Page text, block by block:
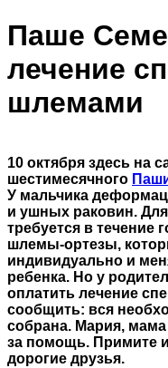
Паше
лечение
шлемами
10 октября здесь на
шестимесячного
У мальчика
и ушных раковин.
требуется в течение
шлемы-ортезы,
индивидуально и
ребенка. Но у
оплатить лечение
сообщить: вся
собрана. Мария,
за помощь. Примите
дорогие друзья.